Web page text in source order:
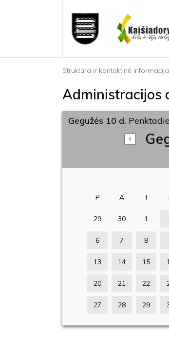
Struktūra ir kontaktinė informacija
Administracijos
Gegužės 10 d.
P A T
29 30 1
6 7 8
13 14 15
20 21 22
27 28 29